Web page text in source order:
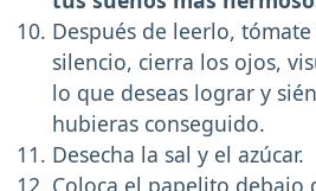
Después de leerlo,
silencio, cierra los ojos,
lo que deseas lograr y
hubieras conseguido.
Desecha la sal y el azúcar.